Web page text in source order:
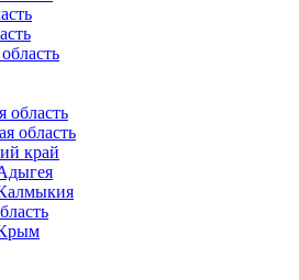
область
область
край